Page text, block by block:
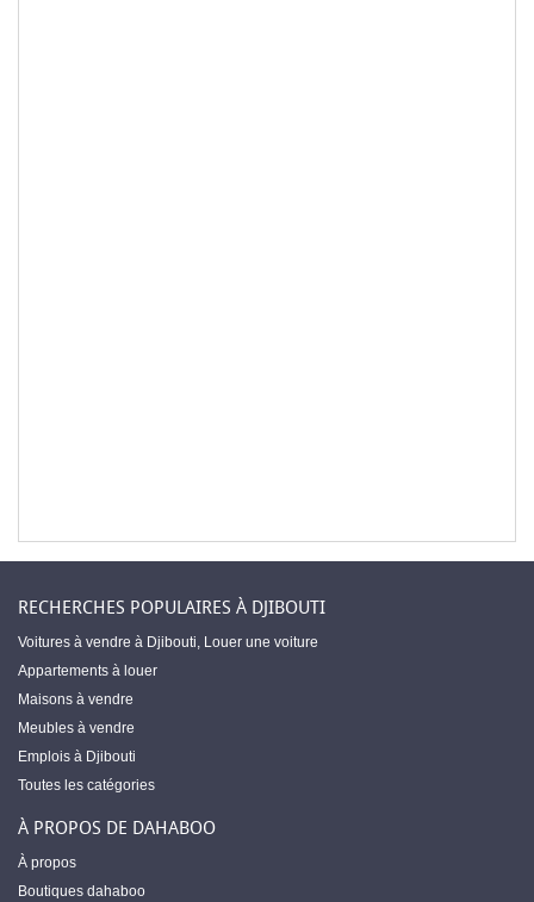
RECHERCHES POPULAIRES À DJIBOUTI
Voitures à vendre à Djibouti, Louer une voiture
Appartements à louer
Maisons à vendre
Meubles à vendre
Emplois à Djibouti
Toutes les catégories
À PROPOS DE DAHABOO
À propos
Boutiques dahaboo